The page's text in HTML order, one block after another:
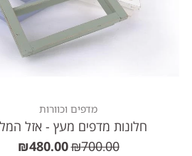
מדפים וכוורות
חלונות מדפים מעץ - אזל
₪700.00
₪480.00